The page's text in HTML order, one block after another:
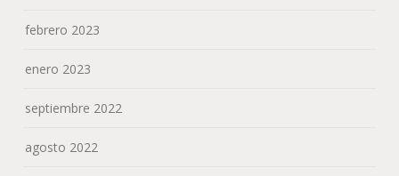
febrero 2023
enero 2023
septiembre 2022
agosto 2022